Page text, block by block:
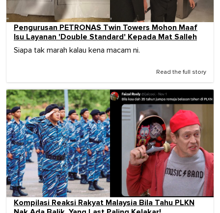
Pengurusan PETRONAS Twin Towers Mohon Maaf
Isu Layanan 'Double Standard' Kepada Mat Salleh
Siapa tak marah kalau kena macam ni.
Read the full story
Kompilasi Reaksi Rakyat Malaysia Bila Tahu PLKN